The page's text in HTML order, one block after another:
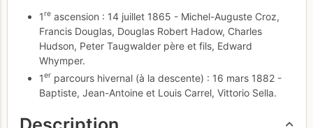
1re ascension : 14 juillet 1865 - Michel-Auguste Croz,
Francis Douglas, Douglas Robert Hadow, Charles
Hudson, Peter Taugwalder père et fils, Edward
Whymper.
1er parcours hivernal (à la descente) : 16 mars 1882 -
Baptiste, Jean-Antoine et Louis Carrel, Vittorio Sella.